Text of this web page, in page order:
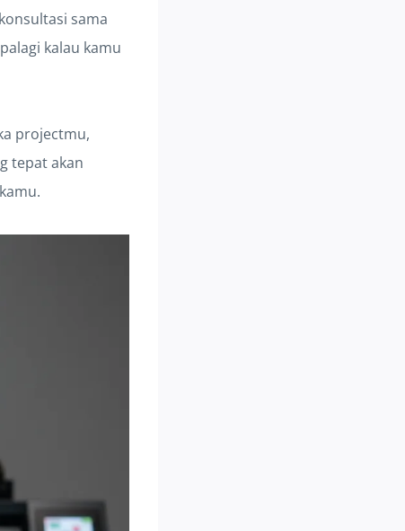
sama
kalau kamu
projectmu,
tepat akan
kamu.